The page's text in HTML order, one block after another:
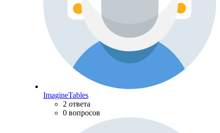
ImagineTables
2 ответа
0 вопросов